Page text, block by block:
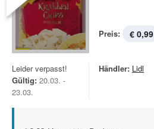
Preis: € 0,99
Leider verpasst!
Gültig: 20.03. -
23.03.
Händler: Lidl